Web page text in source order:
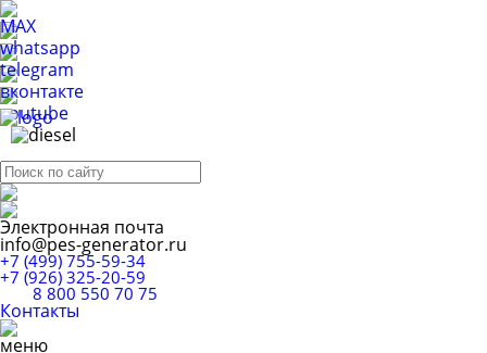
Электронная почта
info@pes-generator.ru
+7 (499) 755-59-34
+7 (926) 325-20-59
8 800 550 70 75
Контакты